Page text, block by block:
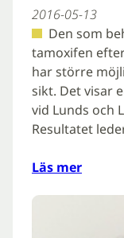
2016-05-13
Den som
tamoxifen
har större
sikt. Det visar
vid Lunds och
Resultatet
Läs mer